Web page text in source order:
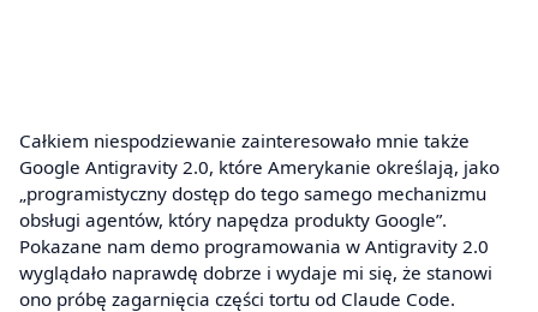
Całkiem niespodziewanie zainteresowało mnie także
Google Antigravity 2.0, które Amerykanie określają, jako
„programistyczny dostęp do tego samego mechanizmu
obsługi agentów, który napędza produkty Google”.
Pokazane nam demo programowania w Antigravity 2.0
wyglądało naprawdę dobrze i wydaje mi się, że stanowi
ono próbę zagarnięcia części tortu od Claude Code.